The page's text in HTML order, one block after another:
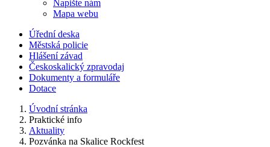
Napište nám
Mapa webu
Úřední deska
Městská policie
Hlášení závad
Českoskalický zpravodaj
Dokumenty a formuláře
Dotace
Úvodní stránka
Praktické info
Aktuality
Pozvánka na Skalice Rockfest